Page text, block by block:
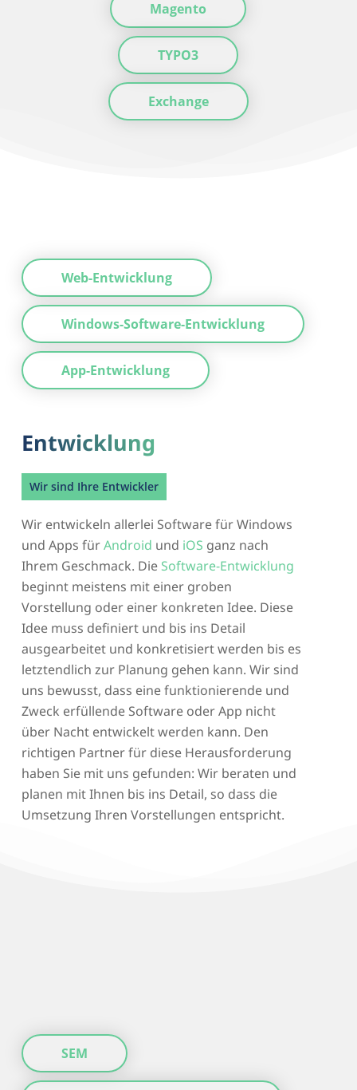
Magento
TYPO3
Exchange
Web-Entwicklung
Windows-Software-Entwicklung
App-Entwicklung
Entwicklung
Wir sind Ihre Entwickler
Wir entwickeln allerlei Software für Windows
und Apps fürAndroid und iOS ganz nach
Ihrem Geschmack. Die Software-Entwicklung
beginnt meistens mit einer groben
Vorstellung oder einer konkreten Idee. Diese
Idee muss definiert und bis ins Detail
ausgearbeitet und konkretisiert werden bis es
letztendlich zur Planung gehen kann. Wir sind
uns bewusst, dass eine funktionierende und
Zweck erfüllende Software oder App nicht
über Nacht entwickelt werden kann. Den
richtigen Partner für diese Herausforderung
haben Sie mit uns gefunden: Wir beraten und
planen mit Ihnen bis ins Detail, so dass die
Umsetzung Ihren Vorstellungen entspricht.
SEM